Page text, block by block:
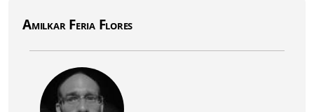
Amilkar Feria Flores